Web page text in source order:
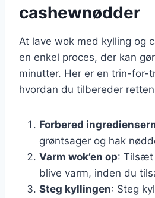
cashewnødder
At lave wok med kylling og
en enkel proces, der kan
minutter. Her er en trin-for-
hvordan du tilbereder
Forbered
grøntsager og hak
Varm wok’en op: Tilsæt
blive varm, inden du
Steg kyllingen: Steg